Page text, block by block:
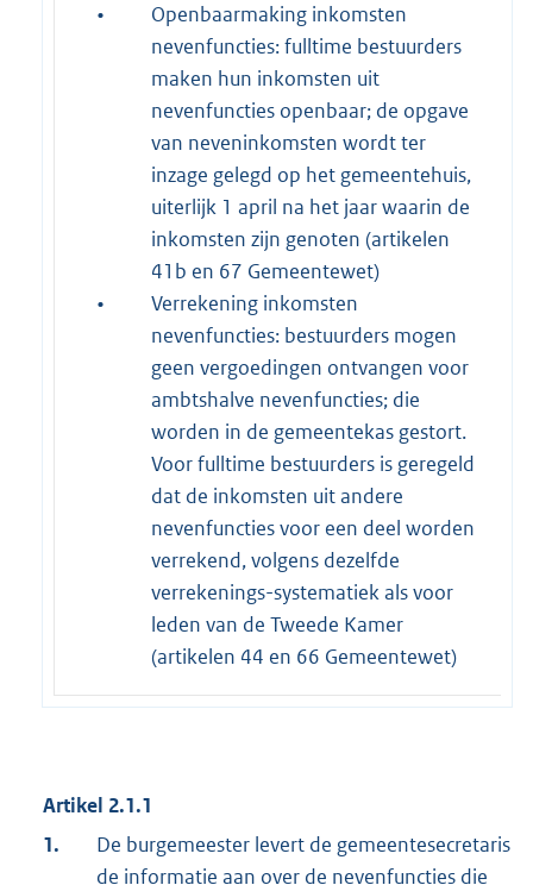
•
Openbaarmaking inkomsten
nevenfuncties: fulltime bestuurders
maken hun inkomsten uit
nevenfuncties openbaar; de opgave
van neveninkomsten wordt ter
inzage gelegd op het gemeentehuis,
uiterlijk 1 april na het jaar waarin de
inkomsten zijn genoten (artikelen
41b en 67 Gemeentewet)
•
Verrekening inkomsten
nevenfuncties: bestuurders mogen
geen vergoedingen ontvangen voor
ambtshalve nevenfuncties; die
worden in de gemeentekas gestort.
Voor fulltime bestuurders is geregeld
dat de inkomsten uit andere
nevenfuncties voor een deel worden
verrekend, volgens dezelfde
verrekenings-systematiek als voor
leden van de Tweede Kamer
(artikelen 44 en 66 Gemeentewet)
Artikel 2.1.1
1.
De burgemeester levert de gemeentesecretaris
de informatie aan over de nevenfuncties die